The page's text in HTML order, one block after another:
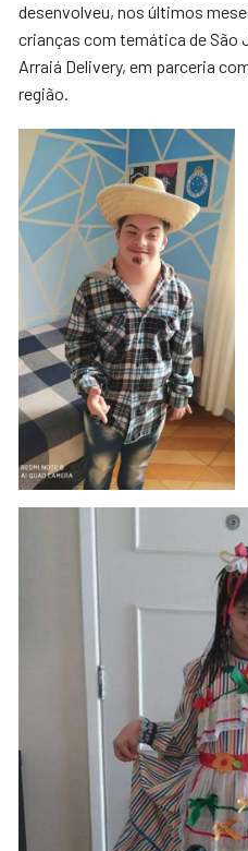
desenvolveu, nos últimos
crianças com temática de São
Arraiá Delivery, em parceria
região.